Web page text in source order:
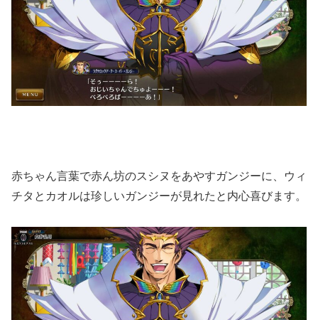
赤ちゃん言葉で赤ん坊のスシヌをあやすガンジーに、ウィ
チタとカオルは珍しいガンジーが見れたと内心喜びます。